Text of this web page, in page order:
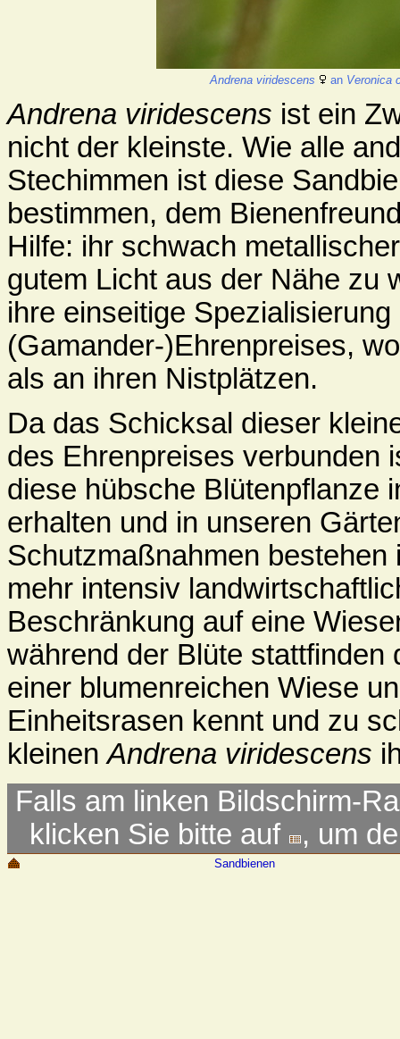
Andrena viridescens an Veronica
Andrena viridescens ist ein
nicht der kleinste. Wie alle
Stechimmen ist diese
bestimmen, dem
Hilfe: ihr schwach
gutem Licht aus der Nähe zu
ihre einseitige
(Gamander-)Ehrenpreises,
als an ihren Nistplätzen.
Da das Schicksal dieser
des Ehrenpreises verbunden
diese hübsche Blütenpflanze
erhalten und in unseren
Schutzmaßnahmen
mehr intensiv
Beschränkung auf eine
während der Blüte
einer blumenreichen Wiese
Einheitsrasen kennt und zu
kleinenAndrena viridescens
Falls am linken Bildschirm-
klicken Sie bitte auf
, um
Sandbienen